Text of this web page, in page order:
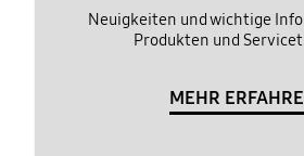
Neuigkeiten und wichtige
Produkten und
MEHR